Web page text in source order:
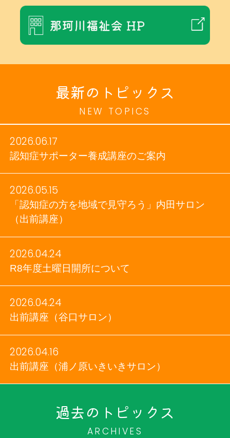
最新のトピックス
NEW TOPICS
2026.06.17
認知症サポーター養成講座のご案内
2026.05.15
「認知症の方を地域で見守ろう」内田サロン
（出前講座）
2026.04.24
R8年度土曜日開所について
2026.04.24
出前講座（谷口サロン）
2026.04.16
出前講座（浦ノ原いきいきサロン）
過去のトピックス
ARCHIVES